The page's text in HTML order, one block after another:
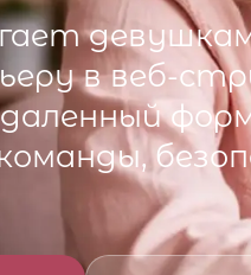
девушкам
в веб-